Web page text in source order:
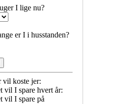
I lige nu?
er I i husstanden?
vil koste jer:
vil I spare hvert år:
vil I spare på